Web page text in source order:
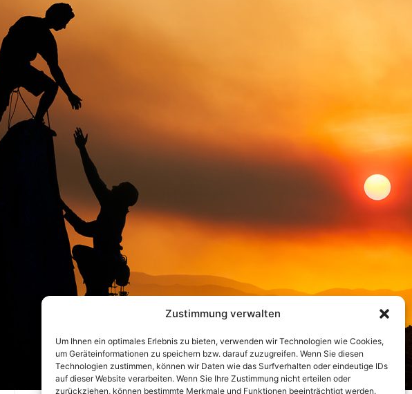
Zustimmung verwalten
Um Ihnen ein optimales Erlebnis zu bieten, verwenden wir Technologien wie Cookies,
um Geräteinformationen zu speichern bzw. darauf zuzugreifen. Wenn Sie diesen
Technologien zustimmen, können wir Daten wie das Surfverhalten oder eindeutige IDs
auf dieser Website verarbeiten. Wenn Sie Ihre Zustimmung nicht erteilen oder
zurückziehen, können bestimmte Merkmale und Funktionen beeinträchtigt werden.